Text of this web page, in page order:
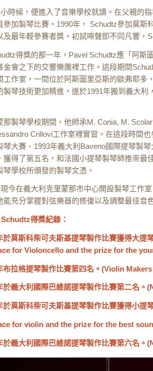
時候，便進入了音樂學校就讀。在父親的
參加製琴比賽。1990年， Schudtz參加莫斯
及最年輕參賽者獎。初試啼聲即不同凡響，
得獎的那一年，Pavel Schudtz應「阿斯
金會之下的交響樂團裡工作。這段期間
工作室，一間位於阿斯圖里亞斯的歐弗耶多
製琴技術更加精進，遂於1991年搬到義大
那製琴學校期間，他師承M. Conia, M.
Crillovi工作室裡實習。在這段時間
琴大賽、1993年義大利Baveno國際提琴製
獲得了第五名，和法國小提琴製琴師推崇最
琴學校所頒發的製琴文憑。
今在義大利克里蒙那市中心開設製琴工作
能充分掌握對弦樂器的修復以及調整最佳音
得獎紀錄：
於莫斯科柴可夫斯基提琴製作比賽獲得大提
for Violoncello and the prize for the
布拉格提琴製作比賽第四名。(Violin
於義大利國際巴維諾提琴製作比賽第二名。(
於莫斯科柴可夫斯基提琴製作比賽獲得小提
for violin and the prize for the best
於義大利國際巴維諾提琴製作比賽第六名。(